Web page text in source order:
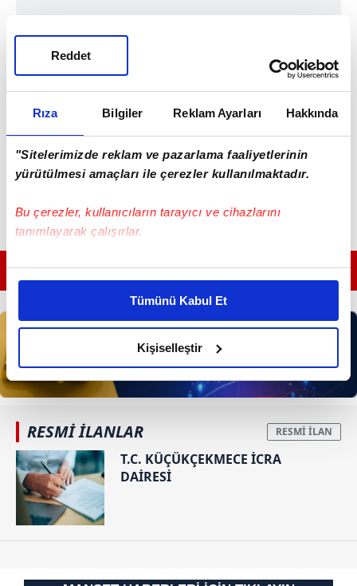
Rıza Bilgiler Reklam Ayarları Hakkında
"Sitelerimizde reklam ve pazarlama faaliyetlerinin
yürütülmesi amaçları ile çerezler kullanılmaktadır.
Bu çerezler, kullanıcıların tarayıcı ve cihazlarını
tanımlayarak çalışırlar.
Bu çerezlere izin vermeniz halinde sizlere özel
daha iyi reklam deneyimi yaşatabiliriz. Bunu yaparken
amacımızın size daha iyi bir reklam deneyimi sunmak
olduğunu ve sizlere en iyi içerikleri sunabilmek adına
elimizden gelen çabayı gösterdiğimizi ve bu noktada,
reklamların maliyetlerimizi karşılamak noktasında tek gelir
Her halükârda, kullanıcılar, bu çerezlere izin vermedikleri
takdirde, kullanıcılara hedefli reklamlar
gösterilmeyecektir."
Sizlere daha iyi bir hizmet sunabilmek için İnternet
Sitemizde kendimize ve üçüncü kişilere ait çerezler
Tümünü Kabul Et
Kişiselleştir
Reddet
GÜNÜN EN ÖNEMLİ MANŞETLERİ İÇİN TIKLAYIN
RESMİ İLANLAR
T.C. KÜÇÜKÇEKMECE İCRA
DAİRESİ